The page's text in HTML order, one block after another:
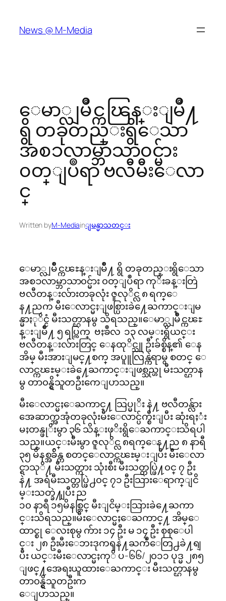
content
News @ M-Media
ေမာ္လျမဳိင္ကၽြန္းျမဳိ႔
ရွိ တခုတည္းရွိေသာ
အစၥလာမ္ဘာသာ၀င္မ်ား
၀တ္ျပဳရာ ဗလီမီးေလာ
င္
Written byM-Mediainျမန္မာသတင္း
ေမာ္လျမဳိင္ကၽႊန္းျမဳိ႔ ရွိ တခုတည္းရွိေသာ
အစၥလာမ္ဘာသာ၀င္မ်ား ၀တ္ျပဳရာ ကုိးခန္းတြဲ
ဗလီတန္းလ်ားတခုလုံး ဇူလုိင္လ ၈ ရက္ေ
န႔ညက မီးေလာင္မႈျဖစ္ပြားခဲ႔ေႀကာင္းျမ
န္မာႏုိင္ငံ မီးသတ္ဌာနမွ သိရသည္။ေမာ္လျမဳိင္ကၽႊ
န္းျမဳိ႔ ၅ ရပ္ကြက္ ဗႏၶဳလ ၁၃ လမ္းရွိယင္း
ဗလီတန္းလ်ားတြင္ ေနထုိင္သူ ဦးခ်စ္စိန္၏ ေန
အိမ္ မီးအားျမင္႔စက္ အပူူလြန္ကဲရာမွ စတင္ ေ
လာင္ကၽႊမ္းခဲ႔ေႀကာင္းျဖစ္သည္ဟု မီးသတ္ဌာန
မွ တာ၀န္ရွိသူတဦးကေျပာသည္။
မီးေလာင္မႈေႀကာင္႔ သြပ္မုိး နဲ႔ ဗလီတန္လ်ား
အေဆာက္အအုံတခုလုံးမီးေလာင္ပ်က္စီးျပီး ဆုံးရႈံး
မႈတန္ဖုိးမွာ ၃၆ သိန္းဖုိးရွိေႀကာင္းသိရပါ
သည္။ယင္းမီးမွာ ဇူလုိင္လ ၈ရက္ေန႔ည ၈ နာရီ
၃၅ မိနစ္အခ်ိန္က စတင္ေလာင္ကၽႊမ္းျပီး မီးေလာ
င္ရာသုိ႔ မီးသတ္ကား သုံးစီး မီးသတ္တပ္ဖြဲ႔၀င္ ၇ ဦး
နဲ႔ အရံမီးသတ္တပ္ဖြဲ႕၀င္ ၇၁ ဦးသြားေရာက္ျငိ
မ္းသတ္ခဲ႔ျပီး ည
၁၀ နာရီ ၁၅မိနစ္တြင္ မီးျငိမ္းသြားခဲ႔ေႀကာ
င္းသိရသည္။မီးေလာင္မႈေႀကာင္႔ အိမ္ေ
ထာင္စု ေလးစုမွ က်ား ၁၄ ဦး မ ၁၄ ဦး စုစုေပါ
င္း ၂၈ ဦးမီးေဘးဒုကၡနဲ႔ႀကဳံေတြ႕ခဲ႔ရျ
ပီး ယင္းမီးေလာင္မႈကုိ ပ-၆၆/၂၀၁၁ ပုဒ္မ ၂၈၅
ျဖင္႔အေရးယူထားေႀကာင္း မီးသတ္ဌာနမွ
တာ၀န္ရွိသူတဦးက
ေျပာသည္။